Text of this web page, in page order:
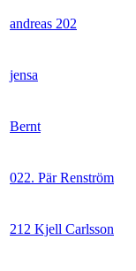
andreas 202
jensa
Bernt
022. Pär Renström
212 Kjell Carlsson